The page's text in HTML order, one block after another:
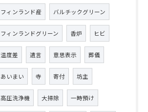
フィンランド産 バルチックグリーン
フィンランドグリーン 香炉 ヒビ
温度差 遺言 意思表示 葬儀
あいまい 寺 寄付 坊主
高圧洗浄機 大掃除 一時預け